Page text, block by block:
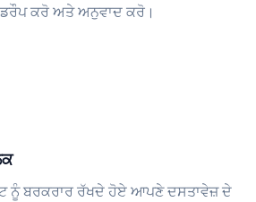
ਕਰੋ ਅਤੇ ਅਨੁਵਾਦ ਕਰੋ।
ਬਰਕਰਾਰ ਰੱਖਦੇ ਹੋਏ ਆਪਣੇ ਦਸਤਾਵੇਜ਼ ਦੇ